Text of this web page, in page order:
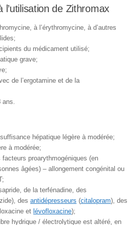
l’utilisation de Zithromax
à l’érythromycine, à d’autres
du médicament utilisé;
grave;
de l’ergotamine et de la
ans.
hépatique légère à modérée;
à modérée;
proarythmogéniques (en
âgées) – allongement congénital ou
de la terfénadine, des
des antidépresseurs (citalopram), des
et lévofloxacine);
hydrique / électrolytique est altéré, en